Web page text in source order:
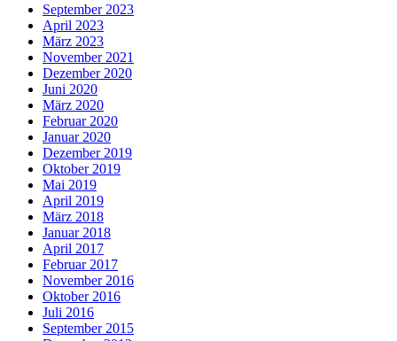
September 2023
April 2023
März 2023
November 2021
Dezember 2020
Juni 2020
März 2020
Februar 2020
Januar 2020
Dezember 2019
Oktober 2019
Mai 2019
April 2019
März 2018
Januar 2018
April 2017
Februar 2017
November 2016
Oktober 2016
Juli 2016
September 2015